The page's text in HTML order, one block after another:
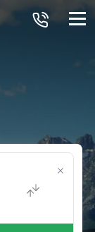
Меню